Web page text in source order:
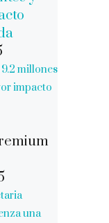
millones
impacto
una